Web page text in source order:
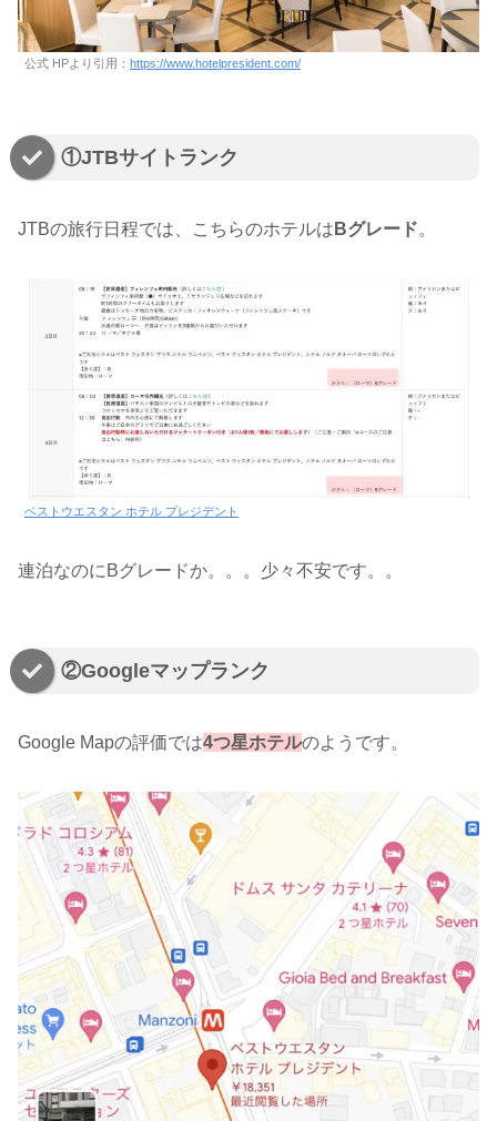
公式 HPより引用： https://www.hotelpresident.com/
①JTBサイトランク
JTBの旅行日程では、こちらのホテルは Bグレード。
ベストウエスタン ホテル プレジデント
連泊なのにBグレードか。。。少々不安です。。
②Googleマップランク
Google Mapの評価では4つ星ホテルのようです。